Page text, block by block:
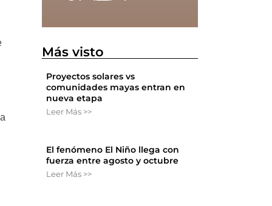
Más visto
Proyectos solares vs
comunidades mayas entran en
nueva etapa
Leer Más >>
El fenómeno El Niño llega con
fuerza entre agosto y octubre
Leer Más >>